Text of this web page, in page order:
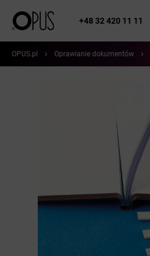
+48 32 420 11 11
OPUS.pl Oprawianie dokumentów